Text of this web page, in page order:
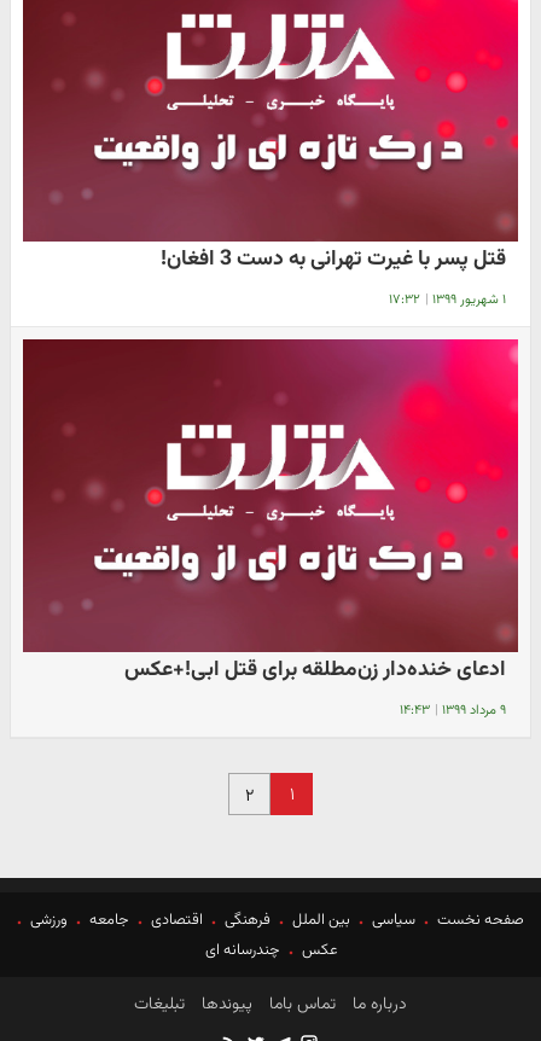
قتل پسر با غیرت تهرانی به دست 3 افغان!
۱ شهریور ۱۳۹۹ | ۱۷:۳۲
ادعای خنده‌دار زن‌مطلقه برای قتل ابی!+عکس
۹ مرداد ۱۳۹۹ | ۱۴:۴۳
۱ ۲
صفحه نخست سیاسی بین الملل فرهنگی اقتصادی جامعه
ورزشی
عکس
چندرسانه ای
درباره ما تماس باما پیوندها تبلیغات